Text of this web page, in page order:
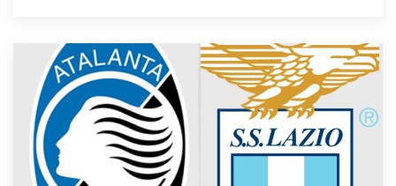
El
Bilal
resta
in
uscita:
Parma